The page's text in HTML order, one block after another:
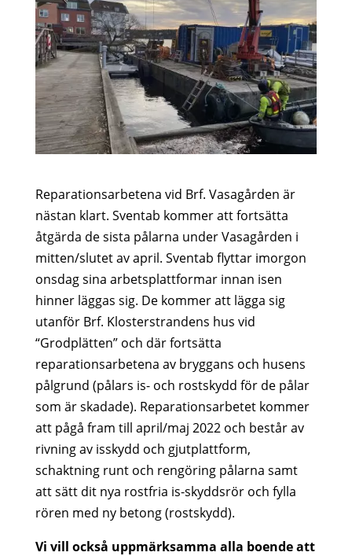
Reparationsarbetena vid Brf. Vasagården är
nästan klart. Sventab kommer att fortsätta
åtgärda de sista pålarna under Vasagården i
mitten/slutet av april. Sventab flyttar imorgon
onsdag sina arbetsplattformar innan isen
hinner läggas sig. De kommer att lägga sig
utanför Brf. Klosterstrandens hus vid
“Grodplätten” och där fortsätta
reparationsarbetena av bryggans och husens
pålgrund (pålars is- och rostskydd för de pålar
som är skadade). Reparationsarbetet kommer
att pågå fram till april/maj 2022 och består av
rivning av isskydd och gjutplattform,
schaktning runt och rengöring pålarna samt
att sätt dit nya rostfria is-skyddsrör och fylla
rören med ny betong (rostskydd).
Vi vill också uppmärksamma alla boende att